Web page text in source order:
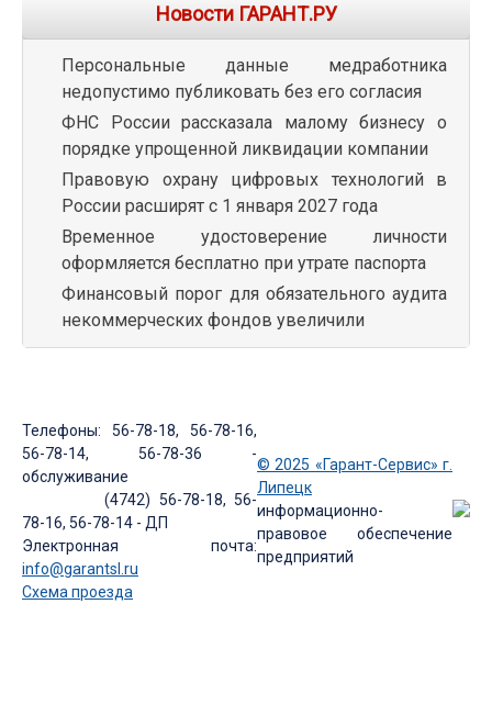
Новости ГАРАНТ.РУ
Персональные данные медработника
недопустимо публиковать без его согласия
ФНС России рассказала малому бизнесу о
порядке упрощенной ликвидации компании
Правовую охрану цифровых технологий в
России расширят с 1 января 2027 года
Временное удостоверение личности
оформляется бесплатно при утрате паспорта
Финансовый порог для обязательного аудита
некоммерческих фондов увеличили
Телефоны: 56-78-18, 56-78-16,
56-78-14, 56-78-36 -
обслуживание
(4742) 56-78-18, 56-
78-16, 56-78-14 - ДП
Электронная почта:
info@garantsl.ru
Схема проезда
© 2025 «Гарант-Сервис» г.
Липецк
информационно-
правовое обеспечение
предприятий